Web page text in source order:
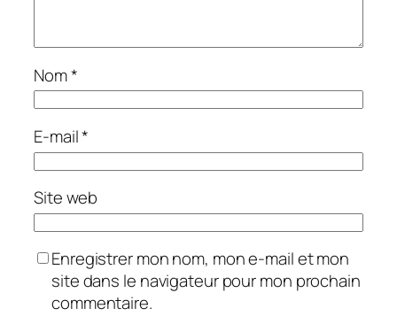
Nom*
E-mail*
Site web
Enregistrer mon nom, mon e-mail et mon
site dans le navigateur pour mon prochain
commentaire.